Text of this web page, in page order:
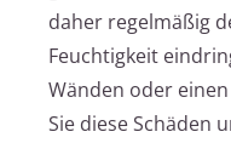
daher regelmäßig
Feuchtigkeit
Wänden oder
Sie diese Schäden